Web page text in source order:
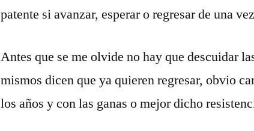
patente si avanzar, esperar o regresar de una
Antes que se me olvide no hay que descuidar
mismos dicen que ya quieren regresar, obvio
los años y con las ganas o mejor dicho